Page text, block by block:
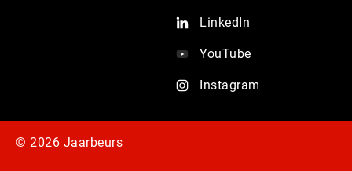
LinkedIn
YouTube
Instagram
© 2026 Jaarbeurs